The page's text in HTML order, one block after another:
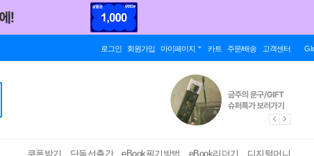
로그인 회원가입 마이페이지 카트 주문/배송 고객센터
쿠폰받기 단독선출간 eBook필기방법 eBook리더기 디지털머니